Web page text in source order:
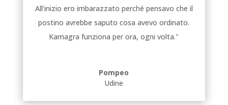
All’inizio ero imbarazzato perché pensavo che il
postino avrebbe saputo cosa avevo ordinato.
Kamagra funziona per ora, ogni volta."
Pompeo
Udine